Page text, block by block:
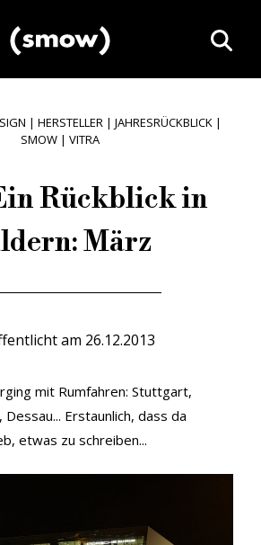
| HERSTELLER| JAHRESRÜCKBLICK|
SMOW | VITRA
Rückblick in
März
am 26.12.2013
mit Rumfahren: Stuttgart,
Erstaunlich, dass da
etwas zu schreiben...